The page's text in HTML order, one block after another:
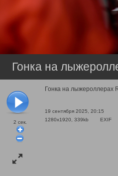
2 сек.
Гонка на лыжероллерах
19 сентября 2025, 20:15
1280x1920, 339kb
EXIF
Гонка на